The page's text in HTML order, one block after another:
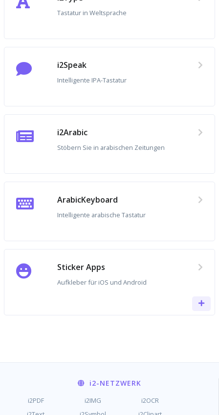
Tastatur in Weltsprache
i2Speak
Intelligente IPA-Tastatur
i2Arabic
Stöbern Sie in arabischen Zeitungen
ArabicKeyboard
Intelligente arabische Tastatur
Sticker Apps
Aufkleber für iOS und Android
i2-NETZWERK
i2PDF i2IMG
i2OCR